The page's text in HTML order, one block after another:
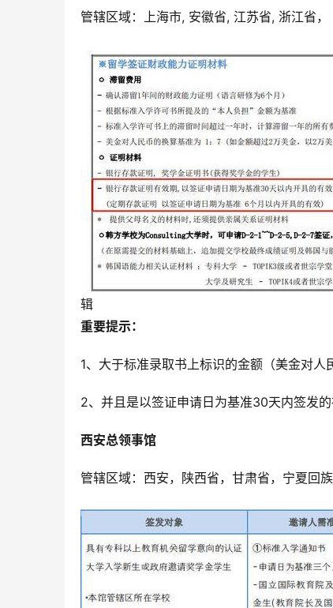
管辖区域：上海市, 安徽省, 江苏省, 浙江省，
辑
重要提示：
1、大于标准录取书上标识的金额（美金对人
2、并且是以签证申请日为基准30天内签发
西安总领事馆
管辖区域：西安，陕西省，甘肃省，宁夏回
中青旅信达联合签证中心